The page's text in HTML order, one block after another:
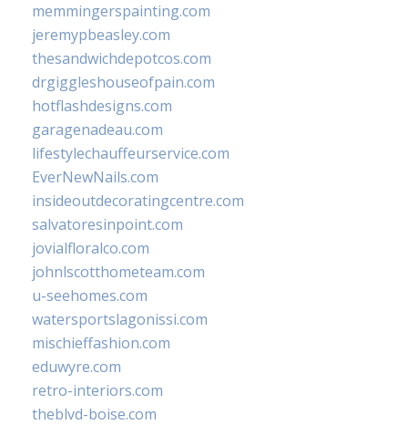
memmingerspainting.com
jeremypbeasley.com
thesandwichdepotcos.com
drgiggleshouseofpain.com
hotflashdesigns.com
garagenadeau.com
lifestylechauffeurservice.com
EverNewNails.com
insideoutdecoratingcentre.com
salvatoresinpoint.com
jovialfloralco.com
johnlscotthometeam.com
u-seehomes.com
watersportslagonissi.com
mischieffashion.com
eduwyre.com
retro-interiors.com
theblvd-boise.com